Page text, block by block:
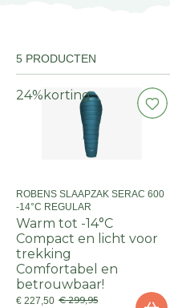
5 PRODUCTEN
24% korting
ROBENS SLAAPZAK SERAC 600
-14°C REGULAR
Warm tot -14°C
Compact en licht voor
trekking
Comfortabel en
betrouwbaar!
€ 227,50 € 299,95